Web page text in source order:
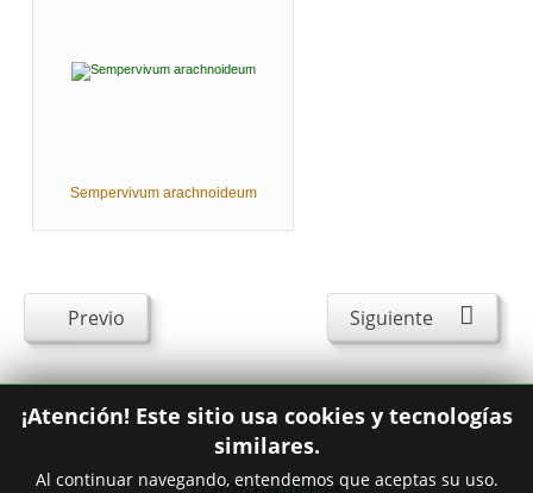
Sempervivum arachnoideum
Previo Siguiente
¡Atención! Este sitio usa cookies y tecnologías
similares.
Al continuar navegando, entendemos que aceptas su uso.